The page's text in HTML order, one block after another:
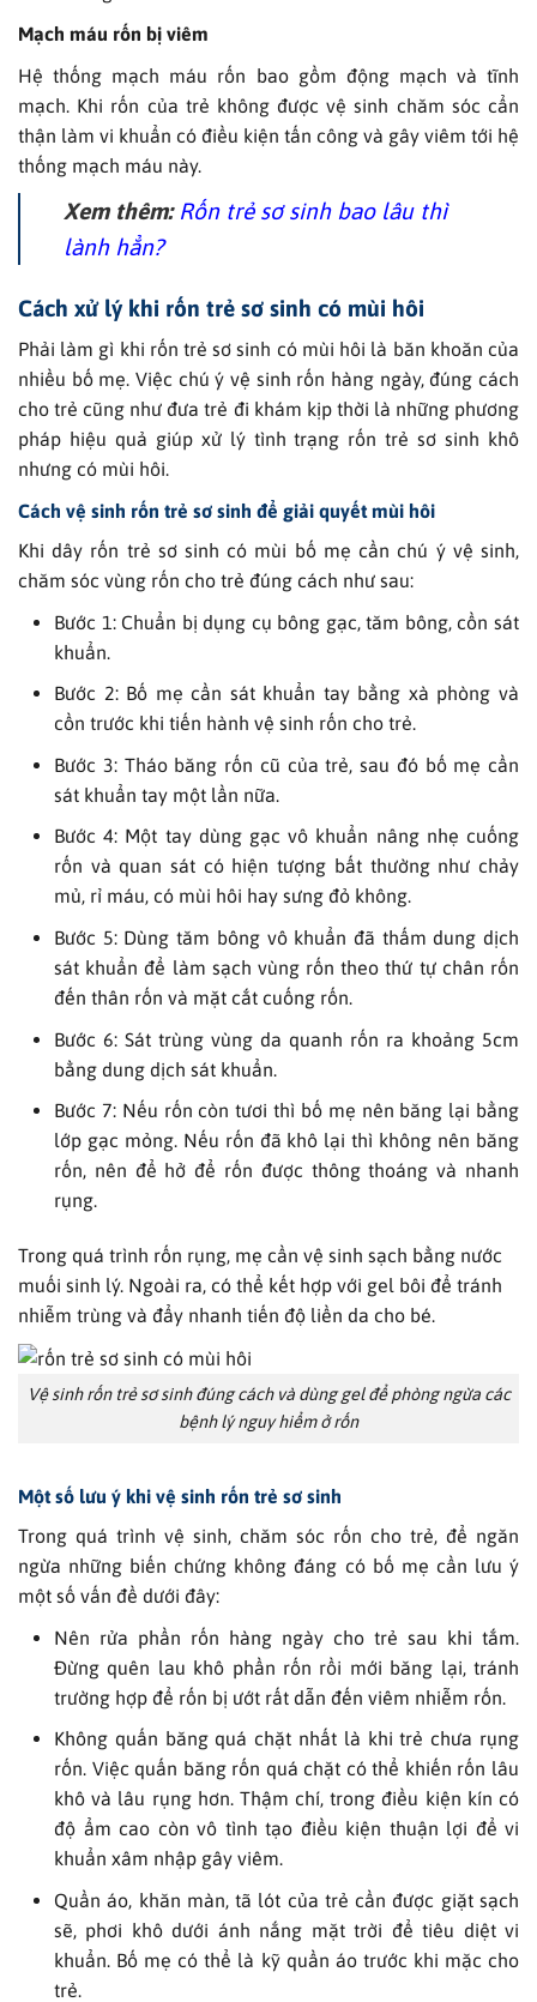
Mạch máu rốn bị viêm
Hệ thống mạch máu rốn bao gồm động mạch và tĩnh
mạch. Khi rốn của trẻ không được vệ sinh chăm sóc cẩn
thận làm vi khuẩn có điều kiện tấn công và gây viêm tới hệ
thống mạch máu này.
Xem thêm: Rốn trẻ sơ sinh bao lâu thì
lành hẳn?
Cách xử lý khi rốn trẻ sơ sinh có mùi hôi
Phải làm gì khi rốn trẻ sơ sinh có mùi hôi là băn khoăn của
nhiều bố mẹ. Việc chú ý vệ sinh rốn hàng ngày, đúng cách
cho trẻ cũng như đưa trẻ đi khám kịp thời là những phương
pháp hiệu quả giúp xử lý tình trạng rốn trẻ sơ sinh khô
nhưng có mùi hôi.
Cách vệ sinh rốn trẻ sơ sinh để giải quyết mùi hôi
Khi dây rốn trẻ sơ sinh có mùi bố mẹ cần chú ý vệ sinh,
chăm sóc vùng rốn cho trẻ đúng cách như sau:
Bước 1: Chuẩn bị dụng cụ bông gạc, tăm bông, cồn sát
khuẩn.
Bước 2: Bố mẹ cần sát khuẩn tay bằng xà phòng và
cồn trước khi tiến hành vệ sinh rốn cho trẻ.
Bước 3: Tháo băng rốn cũ của trẻ, sau đó bố mẹ cần
sát khuẩn tay một lần nữa.
Bước 4: Một tay dùng gạc vô khuẩn nâng nhẹ cuống
rốn và quan sát có hiện tượng bất thường như chảy
mủ, rỉ máu, có mùi hôi hay sưng đỏ không.
Bước 5: Dùng tăm bông vô khuẩn đã thấm dung dịch
sát khuẩn để làm sạch vùng rốn theo thứ tự chân rốn
đến thân rốn và mặt cắt cuống rốn.
Bước 6: Sát trùng vùng da quanh rốn ra khoảng 5cm
bằng dung dịch sát khuẩn.
Bước 7: Nếu rốn còn tươi thì bố mẹ nên băng lại bằng
lớp gạc mỏng. Nếu rốn đã khô lại thì không nên băng
rốn, nên để hở để rốn được thông thoáng và nhanh
rụng.
Trong quá trình rốn rụng, mẹ cần vệ sinh sạch bằng nước
muối sinh lý. Ngoài ra, có thể kết hợp với gel bôi để tránh
nhiễm trùng và đẩy nhanh tiến độ liền da cho bé.
Vệ sinh rốn trẻ sơ sinh đúng cách và dùng gel để phòng ngừa các
bệnh lý nguy hiểm ở rốn
Một số lưu ý khi vệ sinh rốn trẻ sơ sinh
Trong quá trình vệ sinh, chăm sóc rốn cho trẻ, để ngăn
ngừa những biến chứng không đáng có bố mẹ cần lưu ý
một số vấn đề dưới đây:
Nên rửa phần rốn hàng ngày cho trẻ sau khi tắm.
Đừng quên lau khô phần rốn rồi mới băng lại, tránh
trường hợp để rốn bị ướt rất dẫn đến viêm nhiễm rốn.
Không quấn băng quá chặt nhất là khi trẻ chưa rụng
rốn. Việc quấn băng rốn quá chặt có thể khiến rốn lâu
khô và lâu rụng hơn. Thậm chí, trong điều kiện kín có
độ ẩm cao còn vô tình tạo điều kiện thuận lợi để vi
khuẩn xâm nhập gây viêm.
Quần áo, khăn màn, tã lót của trẻ cần được giặt sạch
sẽ, phơi khô dưới ánh nắng mặt trời để tiêu diệt vi
khuẩn. Bố mẹ có thể là kỹ quần áo trước khi mặc cho
trẻ.